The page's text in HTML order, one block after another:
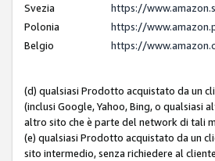
Svezia
https://
Polonia
https://
Belgio
https://
(d) qualsiasi Prodotto acquistato da un
(inclusi Google, Yahoo, Bing, o
altro sito che è parte del network di tali
(e) qualsiasi Prodotto acquistato da un
sito intermedio, senza richiedere al